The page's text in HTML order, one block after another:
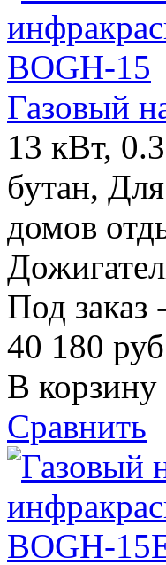
Газовый
13 кВт,
бутан,
домов
Под заказ
40 180
В корзину
Сравнить